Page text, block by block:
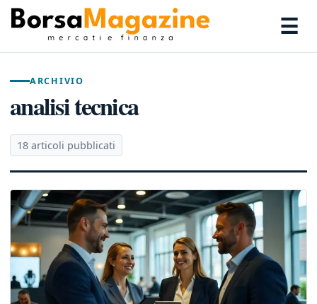
☰
ARCHIVIO
analisi tecnica
18 articoli pubblicati